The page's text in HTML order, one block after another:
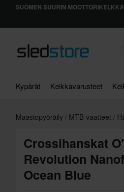
SUOMEN SUURIN
Kypärät Kelkkavarusteet
Maastopyöräily MTB-vaatteet
Crossihanskat
Revolution
Ocean Blue